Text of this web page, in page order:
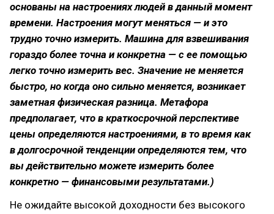
основаны на настроениях людей в данный момент
времени. Настроения могут меняться — и это
трудно точно измерить. Машина для взвешивания
гораздо более точна и конкретна — с ее помощью
легко точно измерить вес. Значение не меняется
быстро, но когда оно сильно меняется, возникает
заметная физическая разница. Метафора
предполагает, что в краткосрочной перспективе
цены определяются настроениями, в то время как
в долгосрочной тенденции определяются тем, что
вы действительно можете измерить более
конкретно — финансовыми результатами.)
Не ожидайте высокой доходности без высокого